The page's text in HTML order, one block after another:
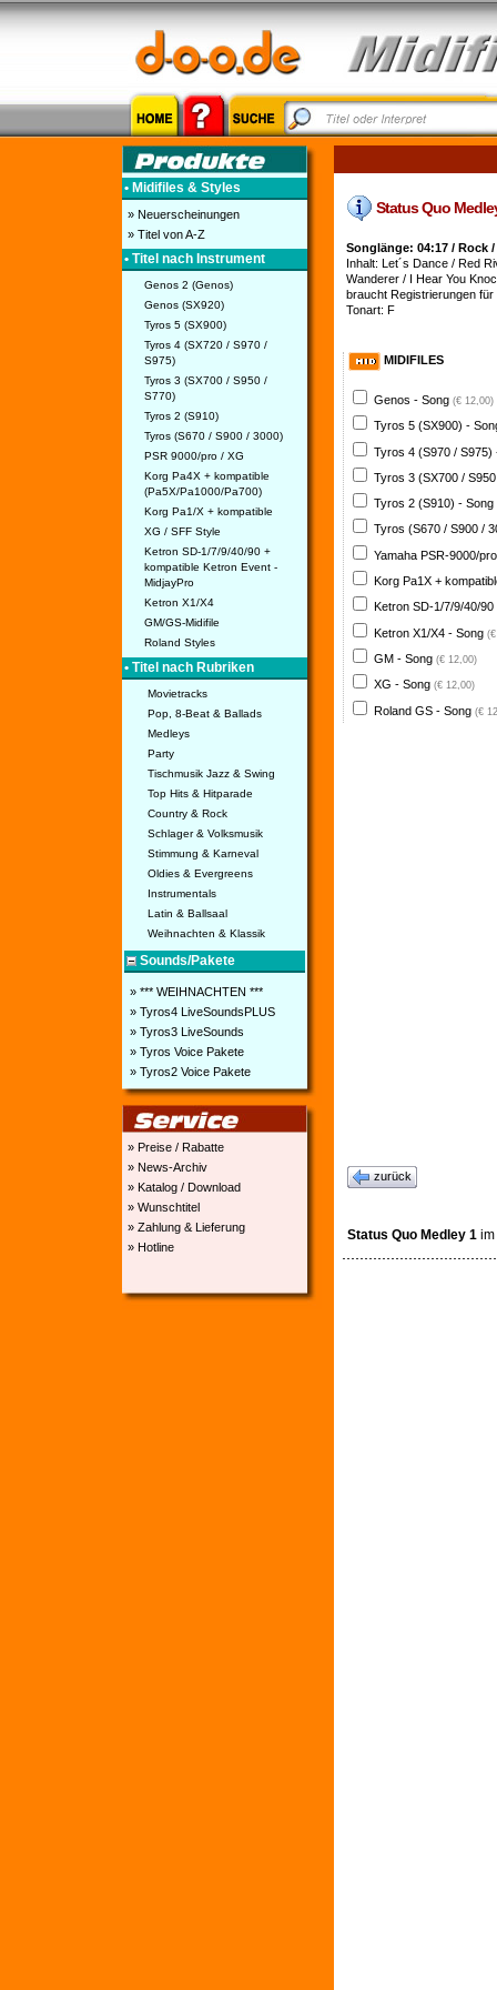
• Midifiles & Styles
» Neuerscheinungen
» Titel von A-Z
• Titel nach Instrument
Genos 2 (Genos)
Genos (SX920)
Tyros 5 (SX900)
Tyros 4 (SX720 / S970 /
S975)
Tyros 3 (SX700 / S950 /
S770)
Tyros 2 (S910)
Tyros (S670 / S900 / 3000)
PSR 9000/pro / XG
Korg Pa4X + kompatible
(Pa5X/Pa1000/Pa700)
Korg Pa1/X + kompatible
XG / SFF Style
Ketron SD-1/7/9/40/90 +
kompatible Ketron Event -
MidjayPro
Ketron X1/X4
GM/GS-Midifile
Roland Styles
• Titel nach Rubriken
Movietracks
Pop, 8-Beat & Ballads
Medleys
Party
Tischmusik Jazz & Swing
Top Hits & Hitparade
Country & Rock
Schlager & Volksmusik
Stimmung & Karneval
Oldies & Evergreens
Instrumentals
Latin & Ballsaal
Weihnachten & Klassik
Sounds/Pakete
» *** WEIHNACHTEN ***
» Tyros4 LiveSoundsPLUS
» Tyros3 LiveSounds
» Tyros Voice Pakete
» Tyros2 Voice Pakete
» Preise / Rabatte
» News-Archiv
» Katalog / Download
» Wunschtitel
» Zahlung & Lieferung
» Hotline
Status Quo
Songlänge: 04:17 / Rock
Inhalt: Let´s Dance / Red
Wanderer / I Hear You
braucht Registrierungen
Tonart: F
MIDIFILES
Genos - Song (€ 12,00)
Tyros 5 (SX900) -
Tyros 4 (S970 /
Tyros 3 (SX700 /
Tyros 2 (S910) - Song
Tyros (S670 / S900 /
Yamaha PSR-9000/
Korg Pa1X +
Ketron SD-1/7/9/40/
Ketron X1/X4 - Song
GM - Song (€ 12,00)
XG - Song (€ 12,00)
Roland GS - Song (€
zurück
Status Quo Medley 1